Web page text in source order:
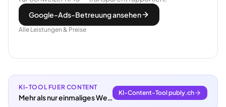
Google-Ads-Betreuung ansehen
Alle Leistungen & Preise
KI-TOOL FUER CONTENT
Mehr als nur einmaliges Webdesign.
KI-Content-Tool publy.ch